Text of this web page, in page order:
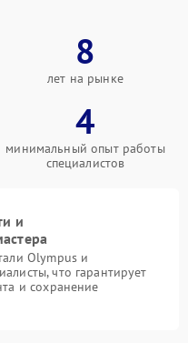
8
лет на рынке
4
минимальный опыт работы
специалистов
и
Olympus и
что гарантирует
и сохранение